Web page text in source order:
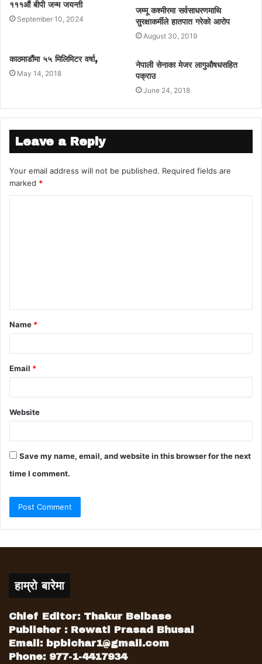
१११औं बीपी जन्म जयन्ती
September 10, 2024
जम्मू कश्मीरमा सर्वसाधरणमाथि
सुरक्षाकर्मीले हातपात गरेको आरोप
August 30, 2019
काठमाडौंमा ५५ मिलिमिटर वर्षा,
May 14, 2018
नेपाली सेनाका मेजर लागुऔषधसहित
पक्राउ
June 24, 2018
Leave a Reply
Your email address will not be published. Required fields are
marked *
Name *
Email *
Website
Save my name, email, and website in this browser for the next
time I comment.
हाम्रो बारेमा
Chief Editor: Thakur Belbase
Publisher : Rewati Prasad Bhusal
Email: bpbichar1@gmail.com
Phone: 977-1-4417934